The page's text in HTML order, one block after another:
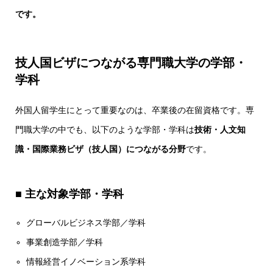
です。
技人国ビザにつながる専門職大学の学部・
学科
外国人留学生にとって重要なのは、卒業後の在留資格です。専
門職大学の中でも、以下のような学部・学科は技術・人文知
識・国際業務ビザ（技人国）につながる分野です。
■ 主な対象学部・学科
グローバルビジネス学部／学科
事業創造学部／学科
情報経営イノベーション系学科